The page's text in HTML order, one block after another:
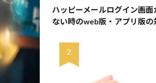
ハッピーメールログイン画面
ない時のweb版・アプリ版の